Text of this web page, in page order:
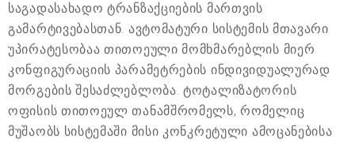
საგადასახადო ტრანზაქციების მართვის
გამარტივებასთან. ავტომატური სისტემის მთავარი
უპირატესობაა თითოეული მომხმარებლის მიერ
კონფიგურაციის პარამეტრების ინდივიდუალურად
მორგების შესაძლებლობა. ტოტალიზატორის
ოფისის თითოეულ თანამშრომელს, რომელიც
მუშაობს სისტემაში მისი კონკრეტული ამოცანებისა